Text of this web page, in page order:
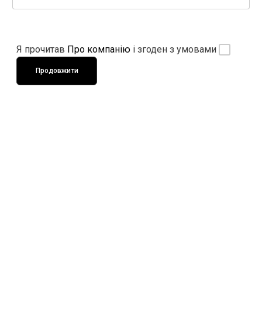
Я прочитав Про компанію і згоден з умовами